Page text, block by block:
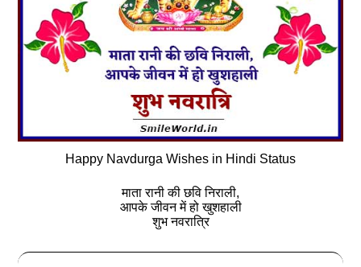
Happy Navdurga Wishes in Hindi Status
माता रानी की छवि निराली,
आपके जीवन में हो खुशहाली
शुभ नवरात्रि